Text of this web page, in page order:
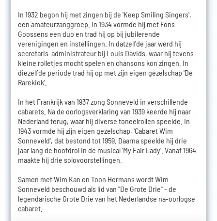
In 1932 begon hij met zingen bij de 'Keep Smiling Singers',
een amateurzanggroep. In 1934 vormde hij met Fons
Goossens een duo en trad hij op bij jubilerende
verenigingen en instellingen. In datzelfde jaar werd hij
secretaris-administrateur bij Louis Davids, waar hij tevens
kleine rolletjes mocht spelen en chansons kon zingen. In
diezelfde periode trad hij op met zijn eigen gezelschap 'De
Rarekiek'.
In het Frankrijk van 1937 zong Sonneveld in verschillende
cabarets. Na de oorlogsverklaring van 1939 keerde hij naar
Nederland terug, waar hij diverse toneelrollen speelde. In
1943 vormde hij zijn eigen gezelschap, 'Cabaret Wim
Sonneveld', dat bestond tot 1959. Daarna speelde hij drie
jaar lang de hoofdrol in de musical 'My Fair Lady'. Vanaf 1964
maakte hij drie solovoorstellingen.
Samen met Wim Kan en Toon Hermans wordt Wim
Sonneveld beschouwd als lid van "De Grote Drie" - de
legendarische Grote Drie van het Nederlandse na-oorlogse
cabaret.